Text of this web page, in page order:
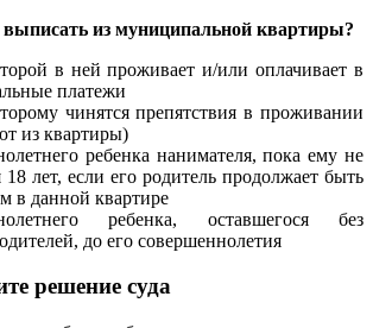
из муниципальной квартиры?
в ней проживает и/или оплачивает в
платежи
чинятся препятствия в проживании
из квартиры)
ребенка нанимателя, пока ему не
18 лет, если его родитель продолжает быть
в данной квартире
ребенка, оставшегося без
до его совершеннолетия
решение суда